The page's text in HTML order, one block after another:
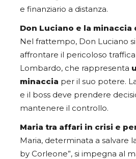
e finanziario a distanza.
Don Luciano e la minaccia
Nel frattempo, Don Luciano
affrontare il pericoloso
Lombardo, che rappresenta
minaccia per il suo potere.
e il boss deve prendere
mantenere il controllo.
Maria tra affari in crisi e
Maria, determinata a salvare
by Corleone”, si impegna al